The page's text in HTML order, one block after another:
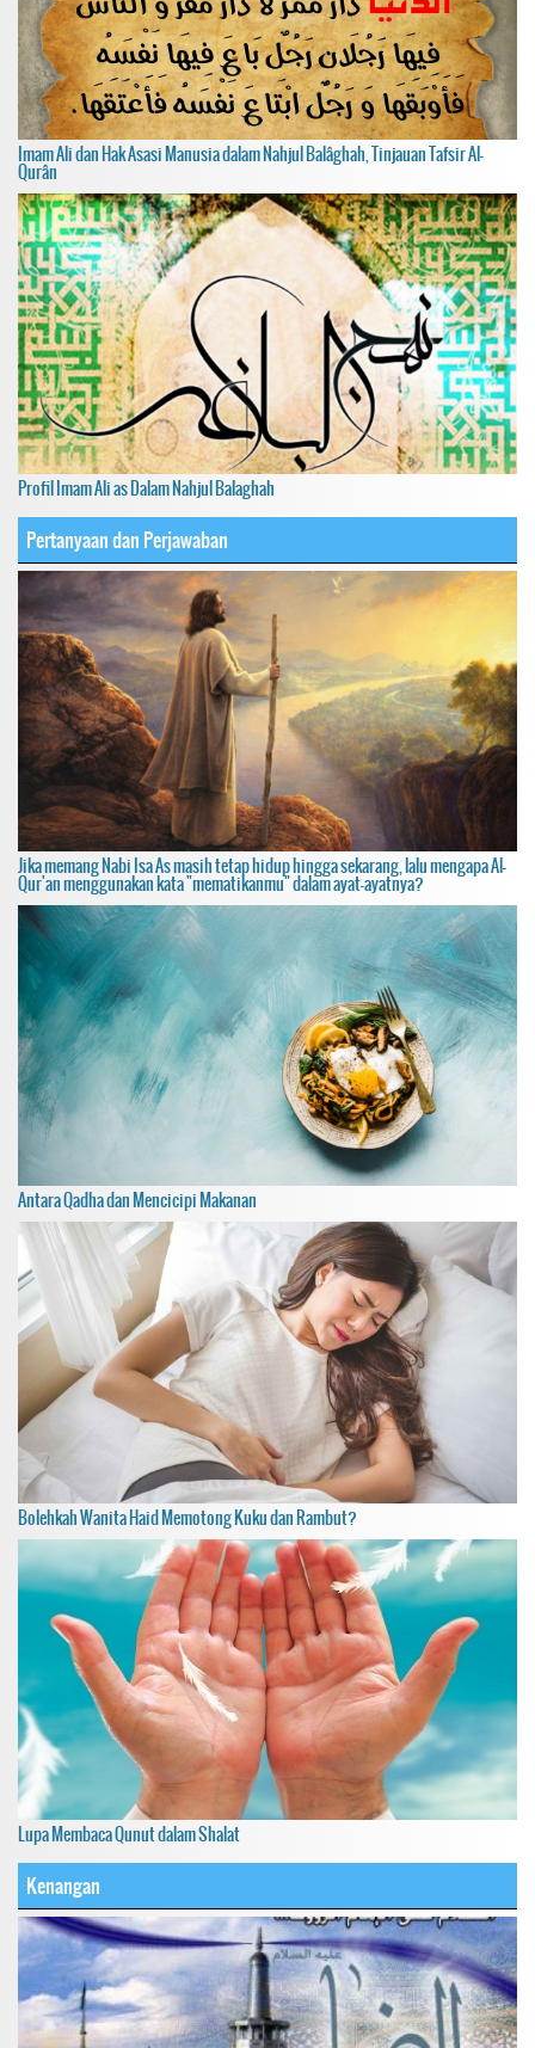
Imam Ali dan Hak Asasi Manusia dalam Nahjul Balâghah, Tinjauan Tafsir Al-
Qurân
Profil Imam Ali as Dalam Nahjul Balaghah
Pertanyaan dan Perjawaban
Jika memang Nabi Isa As masih tetap hidup hingga sekarang, lalu mengapa Al-
Qur'an menggunakan kata "mematikanmu" dalam ayat-ayatnya?
Antara Qadha dan Mencicipi Makanan
Bolehkah Wanita Haid Memotong Kuku dan Rambut?
Lupa Membaca Qunut dalam Shalat
Kenangan